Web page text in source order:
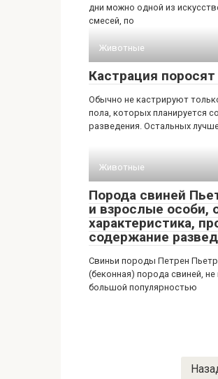
дни можно одной из
смесей, по
Животные
Кастрация
Обычно не кастрируют
пола, которых планируется
разведения. Остальных
Животные
Порода свиней
и взрослые особи,
характеристика,
содержание
Свиньи породы Петрен
(беконная) порода свиней,
большой популярностью